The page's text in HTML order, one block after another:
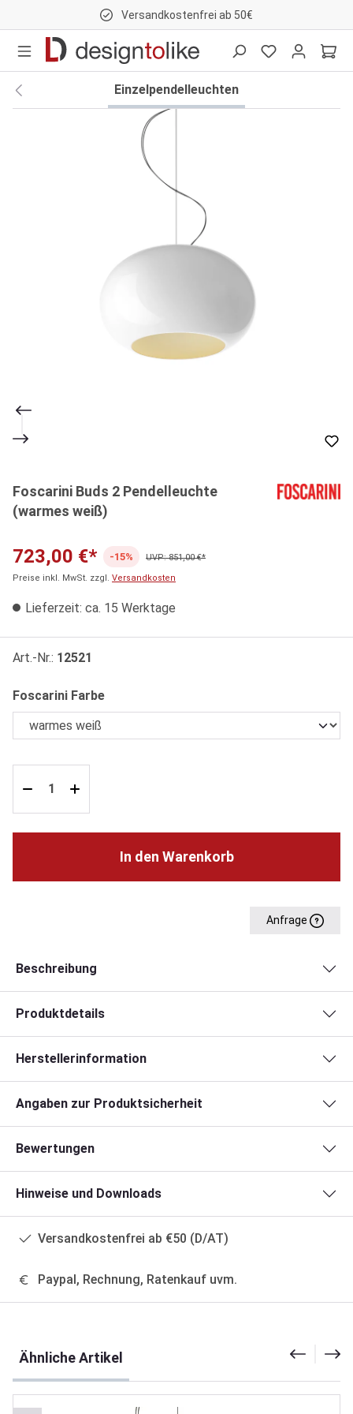
Versandkostenfrei ab 50€
Einzelpendelleuchten
Bildergalerie überspringen
Foscarini Buds 2 Pendelleuchte
(warmes weiß)
723,00 €* -15%
UVP: 851,00 €*
Preise inkl. MwSt. zzgl. Versandkosten
Lieferzeit: ca. 15 Werktage
Art.-Nr.: 12521
Foscarini Farbeauswählen
In den Warenkorb
Anfrage
Beschreibung
Produktdetails
Herstellerinformation
Angaben zur Produktsicherheit
Bewertungen
Hinweise und Downloads
Versandkostenfrei ab €50 (D/AT)
Paypal, Rechnung, Ratenkauf uvm.
Ähnliche Artikel